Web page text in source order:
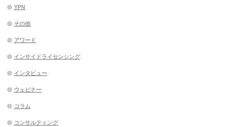
YPN
その他
アワード
インサイドライセンシング
インタビュー
ウェビナー
コラム
コンサルティング